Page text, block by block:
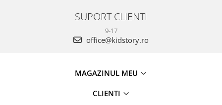
SUPORT CLIENTI
9-17
office@kidstory.ro
MAGAZINUL MEU
CLIENTI